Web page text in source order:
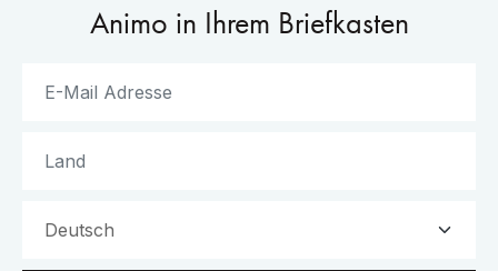
Animo in Ihrem Briefkasten